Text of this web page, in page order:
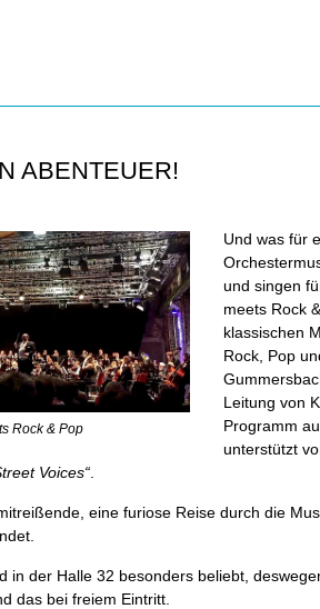
ABENTEUER!
Rock & Pop
Und was für
und singen
meets Rock
klassischen
Rock, Pop
Leitung von
Programm
unterstützt
Voices“
eine furiose Reise durch die
in der Halle 32 besonders beliebt,
das bei freiem Eintritt.